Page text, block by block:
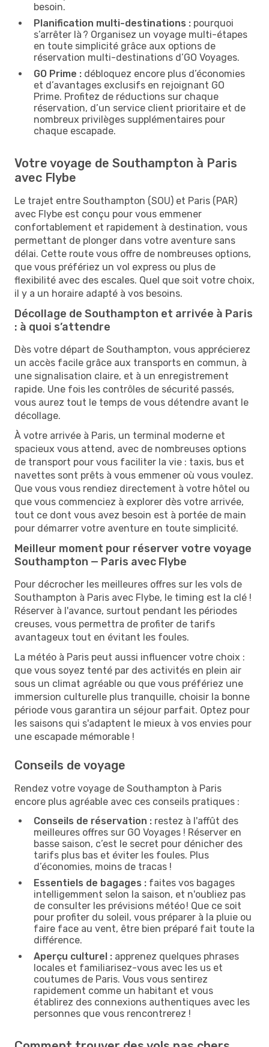
besoin.
Planification multi-destinations : pourquoi
s’arrêter là ? Organisez un voyage multi-étapes
en toute simplicité grâce aux options de
réservation multi-destinations d’GO Voyages.
GO Prime : débloquez encore plus d’économies
et d’avantages exclusifs en rejoignant GO
Prime. Profitez de réductions sur chaque
réservation, d’un service client prioritaire et de
nombreux privilèges supplémentaires pour
chaque escapade.
Votre voyage de Southampton à Paris
avec Flybe
Le trajet entre Southampton (SOU) et Paris (PAR)
avec Flybe est conçu pour vous emmener
confortablement et rapidement à destination, vous
permettant de plonger dans votre aventure sans
délai. Cette route vous offre de nombreuses options,
que vous préfériez un vol express ou plus de
flexibilité avec des escales. Quel que soit votre choix,
il y a un horaire adapté à vos besoins.
Décollage de Southampton et arrivée à Paris
: à quoi s’attendre
Dès votre départ de Southampton, vous apprécierez
un accès facile grâce aux transports en commun, à
une signalisation claire, et à un enregistrement
rapide. Une fois les contrôles de sécurité passés,
vous aurez tout le temps de vous détendre avant le
décollage.
À votre arrivée à Paris, un terminal moderne et
spacieux vous attend, avec de nombreuses options
de transport pour vous faciliter la vie : taxis, bus et
navettes sont prêts à vous emmener où vous voulez.
Que vous vous rendiez directement à votre hôtel ou
que vous commenciez à explorer dès votre arrivée,
tout ce dont vous avez besoin est à portée de main
pour démarrer votre aventure en toute simplicité.
Meilleur moment pour réserver votre voyage
Southampton — Paris avec Flybe
Pour décrocher les meilleures offres sur les vols de
Southampton à Paris avec Flybe, le timing est la clé !
Réserver à l'avance, surtout pendant les périodes
creuses, vous permettra de profiter de tarifs
avantageux tout en évitant les foules.
La météo à Paris peut aussi influencer votre choix :
que vous soyez tenté par des activités en plein air
sous un climat agréable ou que vous préfériez une
immersion culturelle plus tranquille, choisir la bonne
période vous garantira un séjour parfait. Optez pour
les saisons qui s'adaptent le mieux à vos envies pour
une escapade mémorable !
Conseils de voyage
Rendez votre voyage de Southampton à Paris
encore plus agréable avec ces conseils pratiques :
Conseils de réservation : restez à l'affût des
meilleures offres sur GO Voyages ! Réserver en
basse saison, c’est le secret pour dénicher des
tarifs plus bas et éviter les foules. Plus
d’économies, moins de tracas !
Essentiels de bagages : faites vos bagages
intelligemment selon la saison, et n'oubliez pas
de consulter les prévisions météo ! Que ce soit
pour profiter du soleil, vous préparer à la pluie ou
faire face au vent, être bien préparé fait toute la
différence.
Aperçu culturel : apprenez quelques phrases
locales et familiarisez-vous avec les us et
coutumes de Paris. Vous vous sentirez
rapidement comme un habitant et vous
établirez des connexions authentiques avec les
personnes que vous rencontrerez !